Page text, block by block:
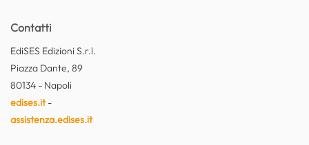
Contatti
EdiSES Edizioni S.r.l.
Piazza Dante, 89
80134 - Napoli
edises.it-
assistenza.edises.it